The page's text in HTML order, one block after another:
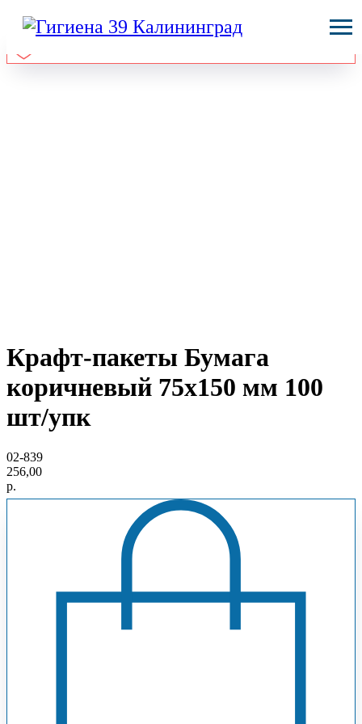
Крафт-пакеты Бумага
коричневый 75х150 мм 100
шт/упк
02-839
256,00
р.